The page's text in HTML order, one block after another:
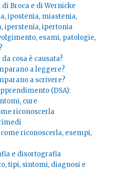
Broca e di Wernicke
ipostenia, miastenia,
iperstenia, ipertonia
esami, patologie,
cosa è causata?
a leggere?
a scrivere?
(DSA):
cure
riconoscerla
riconoscerla, esempi,
e disortografia
tipi, sintomi, diagnosi e